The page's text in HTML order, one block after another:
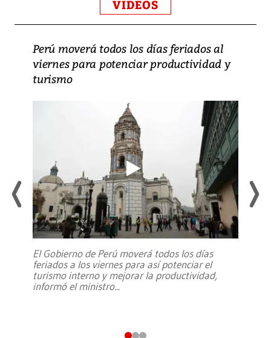
VIDEOS
Perú moverá todos los días feriados al
viernes para potenciar productividad y
turismo
El Gobierno de Perú moverá todos los días
feriados a los viernes para así potenciar el
turismo interno y mejorar la productividad,
informó el ministro...